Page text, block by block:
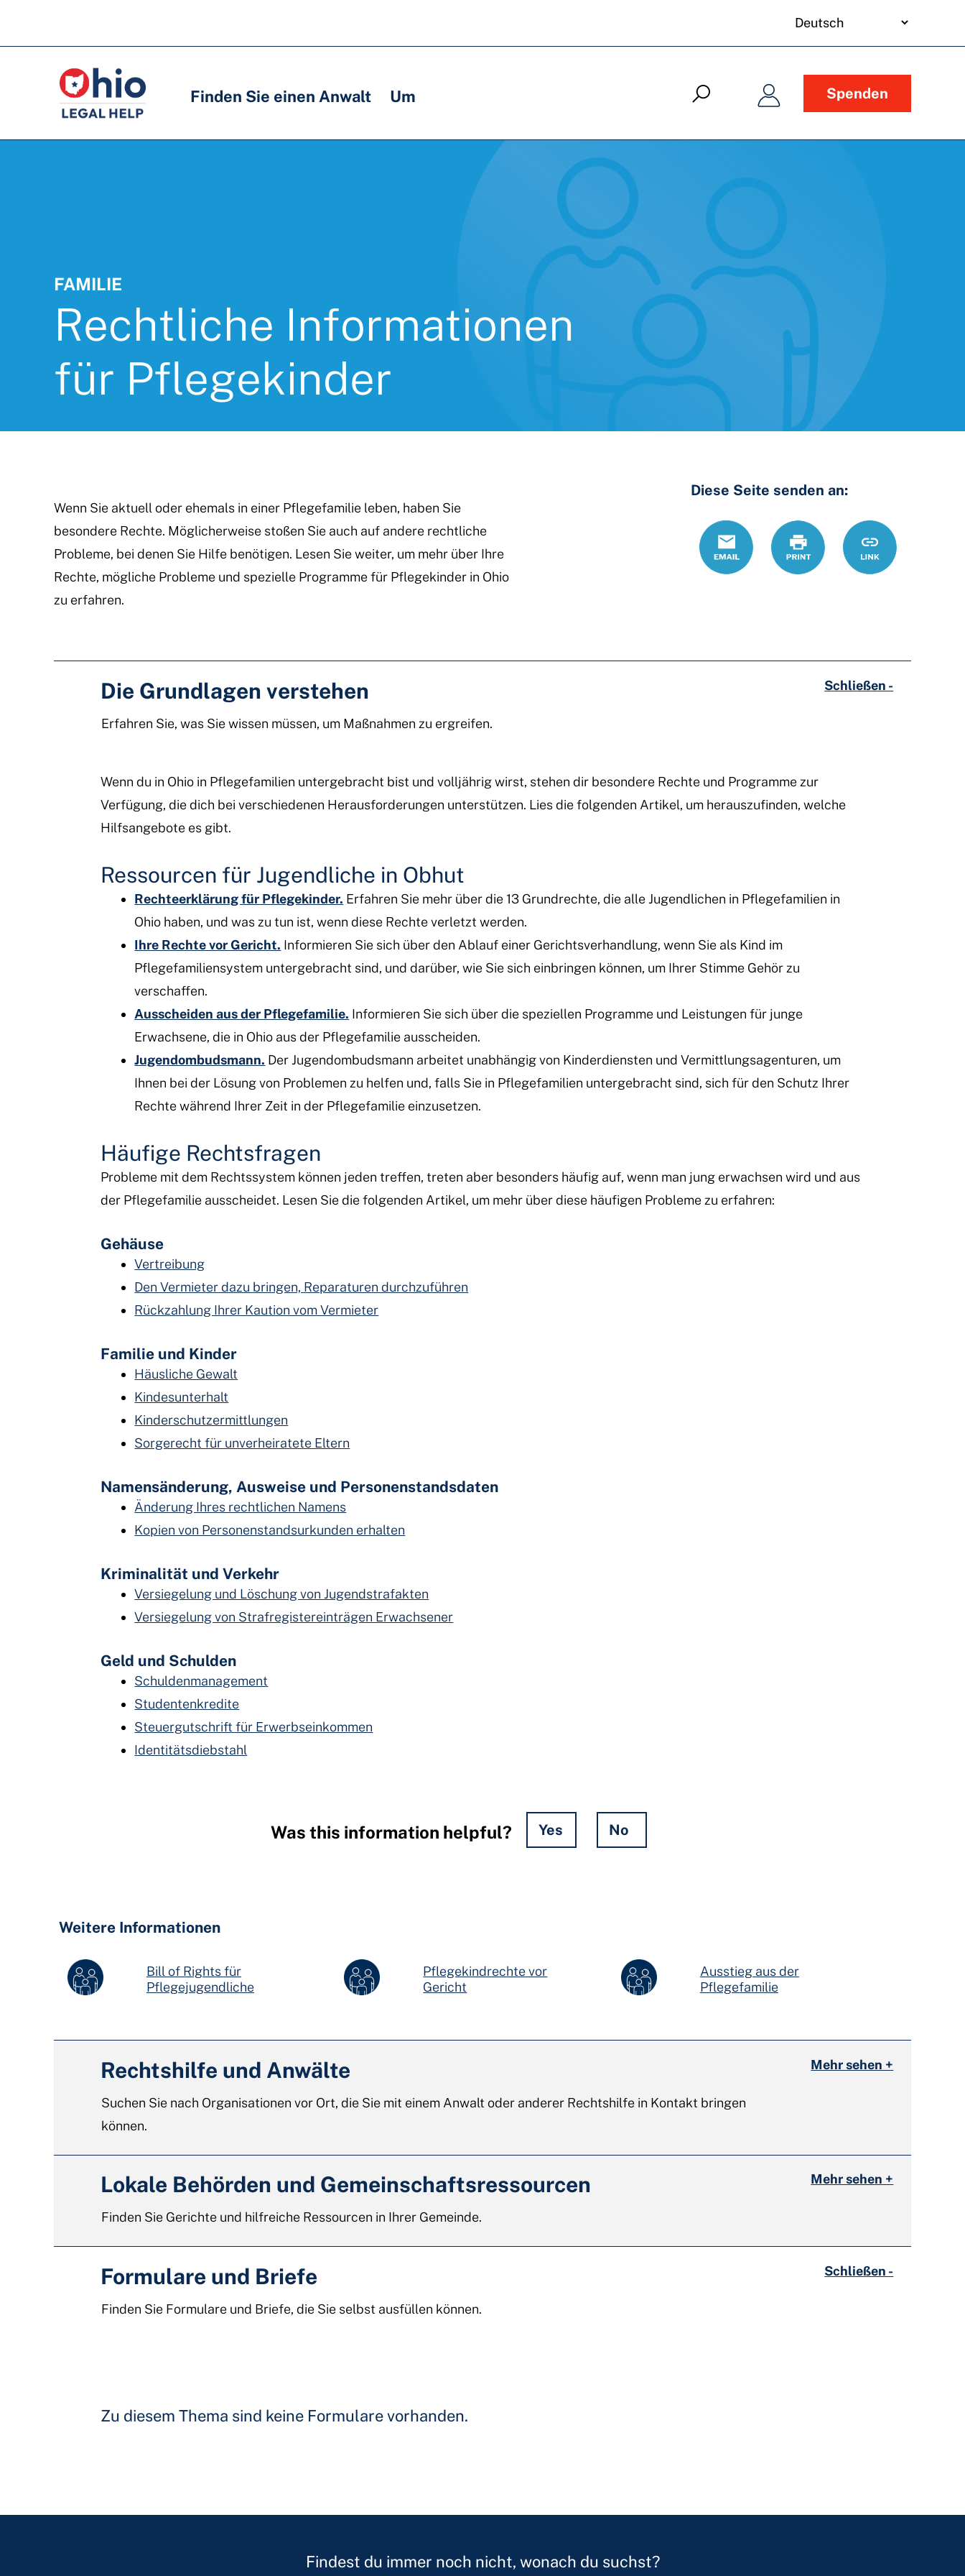
Finden Sie einen Anwalt Um Spenden
FAMILIE
Rechtliche Informationen
für Pflegekinder
Wenn Sie aktuell oder ehemals in einer Pflegefamilie leben, haben Sie
besondere Rechte. Möglicherweise stoßen Sie auch auf andere rechtliche
Probleme, bei denen Sie Hilfe benötigen. Lesen Sie weiter, um mehr über Ihre
Rechte, mögliche Probleme und spezielle Programme für Pflegekinder in Ohio
zu erfahren.
Diese Seite senden an:
Email Print
https://
youth
Link
Die Grundlagen verstehen
Erfahren Sie, was Sie wissen müssen, um Maßnahmen zu ergreifen.
Schließen -
Wenn du in Ohio in Pflegefamilien untergebracht bist und volljährig wirst, stehen dir besondere Rechte und Programme zur
Verfügung, die dich bei verschiedenen Herausforderungen unterstützen. Lies die folgenden Artikel, um herauszufinden, welche
Hilfsangebote es gibt.
Ressourcen für Jugendliche in Obhut
Rechteerklärung für Pflegekinder. Erfahren Sie mehr über die 13 Grundrechte, die alle Jugendlichen in Pflegefamilien in
Ohio haben, und was zu tun ist, wenn diese Rechte verletzt werden.
Ihre Rechte vor Gericht. Informieren Sie sich über den Ablauf einer Gerichtsverhandlung, wenn Sie als Kind im
Pflegefamiliensystem untergebracht sind, und darüber, wie Sie sich einbringen können, um Ihrer Stimme Gehör zu
verschaffen.
Ausscheiden aus der Pflegefamilie. Informieren Sie sich über die speziellen Programme und Leistungen für junge
Erwachsene, die in Ohio aus der Pflegefamilie ausscheiden.
Jugendombudsmann. Der Jugendombudsmann arbeitet unabhängig von Kinderdiensten und Vermittlungsagenturen, um
Ihnen bei der Lösung von Problemen zu helfen und, falls Sie in Pflegefamilien untergebracht sind, sich für den Schutz Ihrer
Rechte während Ihrer Zeit in der Pflegefamilie einzusetzen.
Häufige Rechtsfragen
Probleme mit dem Rechtssystem können jeden treffen, treten aber besonders häufig auf, wenn man jung erwachsen wird und aus
der Pflegefamilie ausscheidet. Lesen Sie die folgenden Artikel, um mehr über diese häufigen Probleme zu erfahren:
Gehäuse
Vertreibung
Den Vermieter dazu bringen, Reparaturen durchzuführen
Rückzahlung Ihrer Kaution vom Vermieter
Familie und Kinder
Häusliche Gewalt
Kindesunterhalt
Kinderschutzermittlungen
Sorgerecht für unverheiratete Eltern
Namensänderung, Ausweise und Personenstandsdaten
Änderung Ihres rechtlichen Namens
Kopien von Personenstandsurkunden erhalten
Kriminalität und Verkehr
Versiegelung und Löschung von Jugendstrafakten
Versiegelung von Strafregistereinträgen Erwachsener
Geld und Schulden
Schuldenmanagement
Studentenkredite
Steuergutschrift für Erwerbseinkommen
Identitätsdiebstahl
Was this information helpful? Yes No
Weitere Informationen
Bill of Rights für
Pflegejugendliche
Pflegekindrechte vor
Gericht
Ausstieg aus der
Pflegefamilie
Rechtshilfe und Anwälte
Suchen Sie nach Organisationen vor Ort, die Sie mit einem Anwalt oder anderer Rechtshilfe in Kontakt bringen
können.
Mehr sehen +
Lokale Behörden und Gemeinschaftsressourcen
Finden Sie Gerichte und hilfreiche Ressourcen in Ihrer Gemeinde.
Mehr sehen +
Formulare und Briefe
Finden Sie Formulare und Briefe, die Sie selbst ausfüllen können.
Schließen -
Zu diesem Thema sind keine Formulare vorhanden.
Findest du immer noch nicht, wonach du suchst?